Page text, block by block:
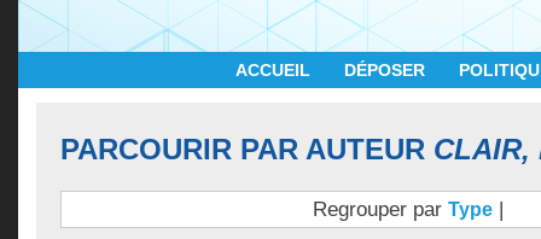
ACCUEIL DÉPOSER
PARCOURIR PAR AUTEUR CLAIR,
Regrouper par Type |